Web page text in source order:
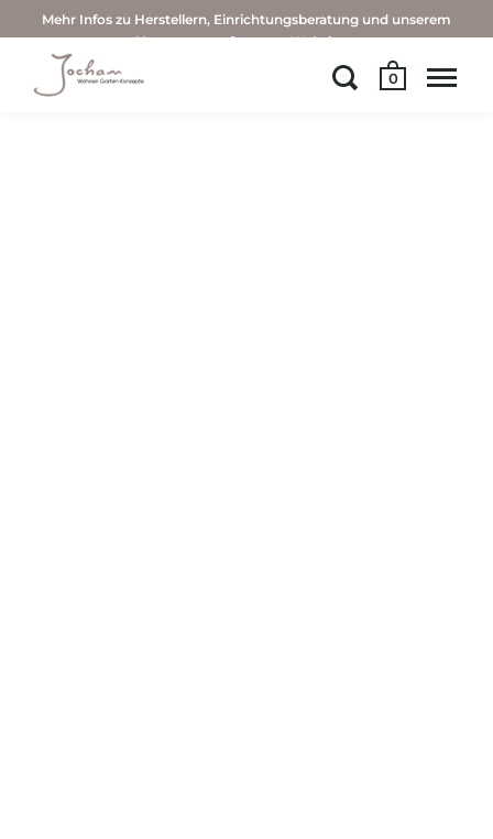
0
Mehr Infos zu Herstellern, Einrichtungsberatung und unserem
Showroom auf unserer Website →